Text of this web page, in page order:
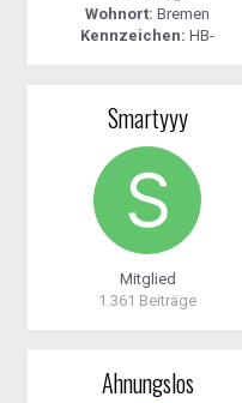
Wohnort: Bremen
Kennzeichen: HB-
Smartyyy
Mitglied
1.361 Beiträge
Ahnungslos